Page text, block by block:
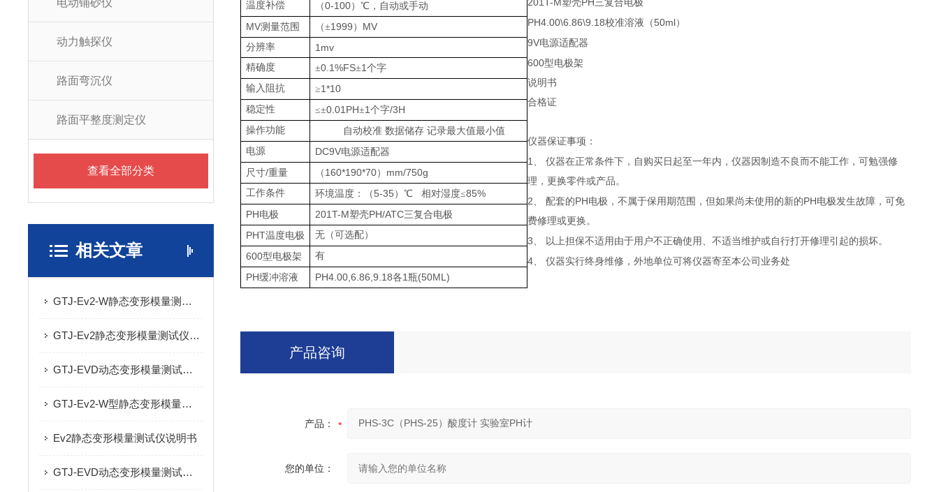
电动铺砂仪
动力触探仪
路面弯沉仪
路面平整度测定仪
查看全部分类
相关文章
GTJ-Ev2-W静态变形模量测试仪的技术参数及产品特点
GTJ-Ev2静态变形模量测试仪的技术参数及产品特点
GTJ-EVD动态变形模量测试仪的技术参数及特点
GTJ-Ev2-W型静态变形模量测试仪用途及技术参数
Ev2静态变形模量测试仪说明书
GTJ-EVD动态变形模量测试仪（手持落锤弯沉仪）产品特点及技术参数
温度补偿
（0-100）℃，自动或手动
MV测量范围 （±1999 ） MV
分辨率 1mv
精确度 ±0.1%FS±1 个字
输入阻抗
≥1*10
稳定性 ≤±0.01PH±1 个字/3H
操作功能 自动校准 数据储存 记录最大值最小值
电源
DC9V电源适配器
尺寸/重量 （ 160*190*70） mm/750g
工作条件 环境温度：（5-35 ）℃ 相对湿度≤85%
PH电极 201T-M塑壳PH/ATC三复合电极
PHT温度电极 无（可选配）
600型电极架 有
PH缓冲溶液 PH4.00,6.86,9.18各1 瓶(50ML)
塑壳 三复合电极
PH4.00\6.86\9.18校准溶液（50ml）
9V电源适配器
600型电极架
说明书
合格证
仪器保证事项：
1、
仪器在正常条件下，自购买日起至一年内，仪器因制造不良而不能工作，可勉强修
理，更换零件或产品。
2、 配套的PH电极，不属于保用期范围，但如果尚未使用的新的PH电极发生故障，可免
费修理或更换。
3、 以上担保不适用由于用户不正确使用、不适当维护或自行打开修理引起的损坏。
4、 仪器实行终身维修，外地单位可将仪器寄至本公司业务处
产品咨询
产品：
您的单位：